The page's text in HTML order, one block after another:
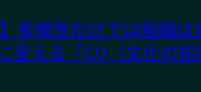
多様性だけでは組織
変える「CQ（文化の